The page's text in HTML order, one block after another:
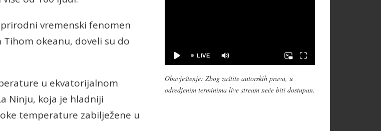
vremenski fenomen
okeanu, doveli su do
u ekvatorijalnom
Ninju, koja je hladniji
temperature zabilježene u
Obavještenje: Zbog zaštite autorskih prava, u
odredjenim terminima live stream neće biti dostupan.